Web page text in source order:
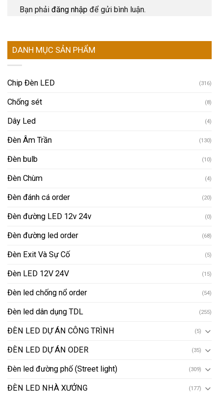
Bạn phải đăng nhập để gửi bình luận.
DANH MỤC SẢN PHẨM
Chip Đèn LED (316)
Chống sét (8)
Dây Led (4)
Đèn Âm Trần (130)
Đèn bulb (10)
Đèn Chùm (4)
Đèn đánh cá order (20)
Đèn đường LED 12v 24v (0)
Đèn đường led order (68)
Đèn Exit Và Sự Cố (5)
Đèn LED 12V 24V (15)
Đèn led chống nổ order (54)
Đèn led dân dụng TDL (255)
ĐÈN LED DỰ ÁN CÔNG TRÌNH (5)
ĐÈN LED DỰ ÁN ODER (35)
Đèn led đường phố (Street light) (309)
ĐÈN LED NHÀ XƯỞNG (177)